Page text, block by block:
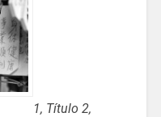
1, Título 2,